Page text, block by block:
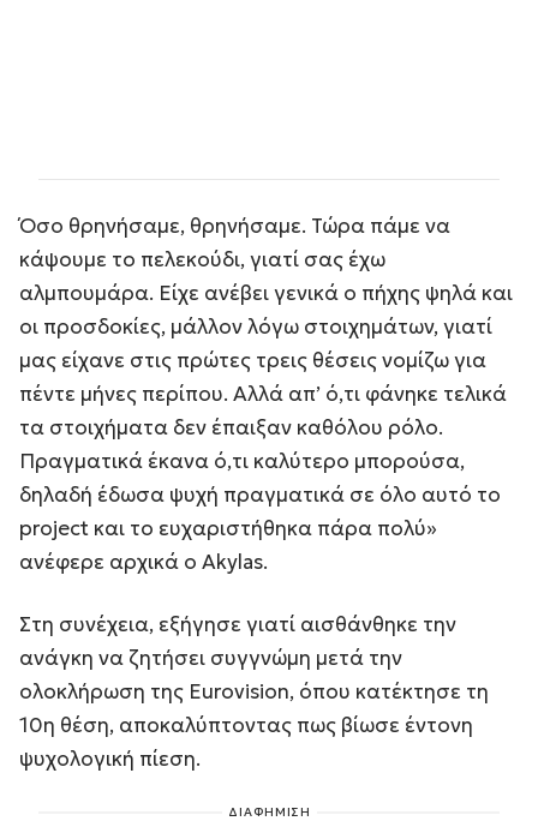
Όσο θρηνήσαμε, θρηνήσαμε. Τώρα πάμε να
κάψουμε το πελεκούδι, γιατί σας έχω
αλμπουμάρα. Είχε ανέβει γενικά ο πήχης ψηλά και
οι προσδοκίες, μάλλον λόγω στοιχημάτων, γιατί
μας είχανε στις πρώτες τρεις θέσεις νομίζω για
πέντε μήνες περίπου. Αλλά απ’ ό,τι φάνηκε τελικά
τα στοιχήματα δεν έπαιξαν καθόλου ρόλο.
Πραγματικά έκανα ό,τι καλύτερο μπορούσα,
δηλαδή έδωσα ψυχή πραγματικά σε όλο αυτό το
project και το ευχαριστήθηκα πάρα πολύ»
ανέφερε αρχικά ο Akylas.
Στη συνέχεια, εξήγησε γιατί αισθάνθηκε την
ανάγκη να ζητήσει συγγνώμη μετά την
ολοκλήρωση της Eurovision, όπου κατέκτησε τη
10η θέση, αποκαλύπτοντας πως βίωσε έντονη
ψυχολογική πίεση.
ΔΙΑΦΗΜΙΣΗ